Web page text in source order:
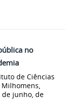
no
de Ciências
Milhomens,
junho, de